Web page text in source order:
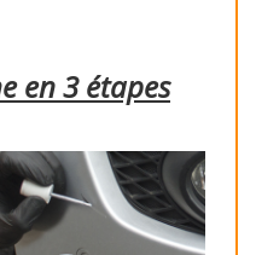
en 3 étapes